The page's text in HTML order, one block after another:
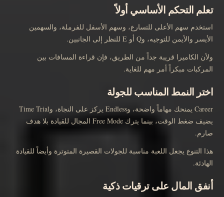
تعلم التحكم الأساسي أولاً
استخدم سهم الأعلى للتسارع، وسهم الأسفل للفرملة، والسهمين
الأيسر والأيمن للتوجيه، وQ أو E للنظر إلى الجانبين.
ولأن الكاميرا قريبة جداً من الطريق، فإن قراءة المسافات بين
المركبات مبكراً أمر مهم للغاية.
اختر النمط المناسب للجولة
Career يمنحك مهاماً واضحة، وEndless يركز على النجاة، وTime Trial
يضيف ضغط الوقت، بينما يترك Free Mode المجال للقيادة بلا هدف
صارم.
هذا التنوع يجعل اللعبة مناسبة للجولات القصيرة المتوترة وأيضاً للقيادة
الهادئة.
أنفق المال على ترقيات ذكية